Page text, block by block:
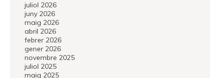
juliol 2026
juny 2026
maig 2026
abril 2026
febrer 2026
gener 2026
novembre 2025
juliol 2025
maig 2025